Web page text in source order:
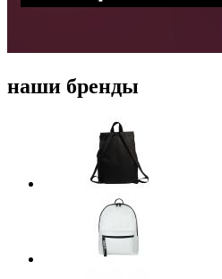
наши бренды